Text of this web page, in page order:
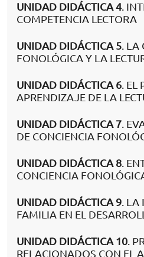
UNIDAD DIDÁCTICA 4.
COMPETENCIA LECTORA
UNIDAD DIDÁCTICA 5. LA
FONOLÓGICA Y LA
UNIDAD DIDÁCTICA 6. EL
APRENDIZAJE DE LA
UNIDAD DIDÁCTICA 7.
DE CONCIENCIA
UNIDAD DIDÁCTICA 8.
CONCIENCIA
UNIDAD DIDÁCTICA 9. LA
FAMILIA EN EL
UNIDAD DIDÁCTICA 10.
RELACIONADOS CON EL